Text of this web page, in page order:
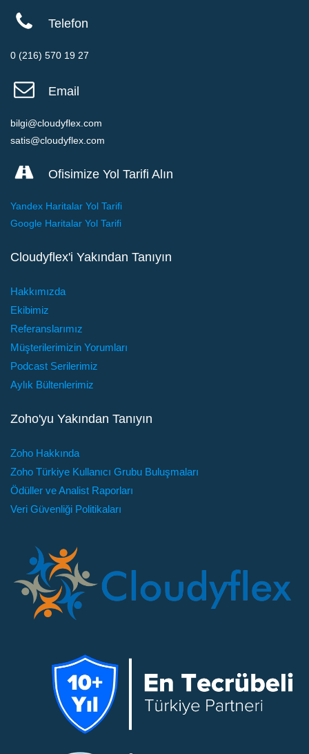
Telefon
0 (216) 570 19 27
Email
bilgi@cloudyflex.com
satis@cloudyflex.com
Ofisimize Yol Tarifi Alın
Yandex Haritalar Yol Tarifi
Google Haritalar Yol Tarifi
Cloudyflex'i Yakından Tanıyın
Hakkımızda
Ekibimiz
Referanslarımız
Müşterilerimizin Yorumları
Podcast Serilerimiz
Aylık Bültenlerimiz
Zoho'yu Yakından Tanıyın
Zoho Hakkında
Zoho Türkiye Kullanıcı Grubu Buluşmaları
Ödüller ve Analist Raporları
Veri Güvenliği Politikaları